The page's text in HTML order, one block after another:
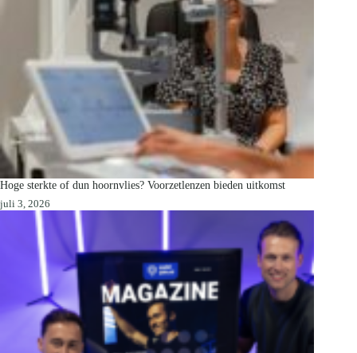
Hoge sterkte of dun hoornvlies? Voorzetlenzen bieden uitkomst
juli 3, 2026